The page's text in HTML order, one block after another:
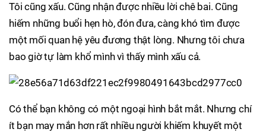
Tôi cũng xấu. Cũng nhận được nhiều lời chê bai. Cũng
hiếm những buổi hẹn hò, đón đưa, càng khó tìm được
một mối quan hệ yêu đương thật lòng. Nhưng tôi chưa
bao giờ tự làm khổ mình vì thấy mình xấu cả.
Có thể bạn không có một ngoại hình bắt mắt. Nhưng chí
ít bạn may mắn hơn rất nhiều người khiếm khuyết một